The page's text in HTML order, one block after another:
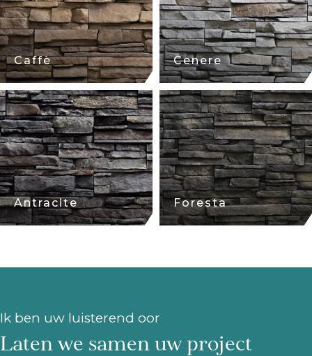
Caffè Cenere
Antracite Foresta
Ik ben uw luisterend oor
Laten we samen uw project